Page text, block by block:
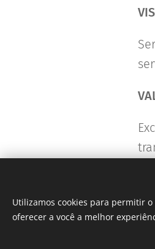
Utilizamos cookies para permitir
oferecer a você a melhor